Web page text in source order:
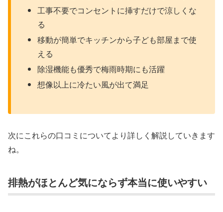
工事不要でコンセントに挿すだけで涼しくな
る
移動が簡単でキッチンから子ども部屋まで使
える
除湿機能も優秀で梅雨時期にも活躍
想像以上に冷たい風が出て満足
次にこれらの口コミについてより詳しく解説していきます
ね。
排熱がほとんど気にならず本当に使いやすい